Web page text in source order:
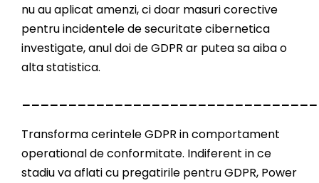
nu au aplicat amenzi, ci doar masuri corective
pentru incidentele de securitate cibernetica
investigate, anul doi de GDPR ar putea sa aiba o
alta statistica.
Transforma cerintele GDPR in comportament
operational de conformitate. Indiferent in ce
stadiu va aflati cu pregatirile pentru GDPR, Power